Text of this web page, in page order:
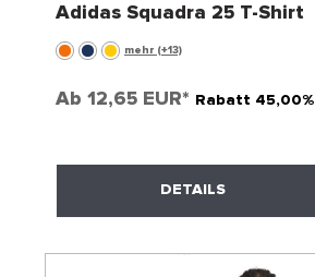
Adidas Squadra 25 T-Shirt
mehr (+13)
Ab 12,65 EUR* Rabatt 45,00%
DETAILS